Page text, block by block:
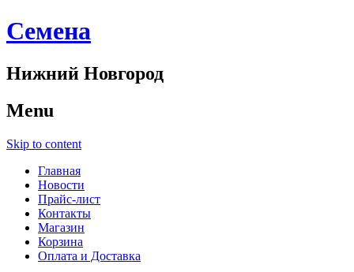
Cемена
Нижний Новгород
Menu
Skip to content
Главная
Новости
Прайс-лист
Контакты
Магазин
Корзина
Оплата и Доставка